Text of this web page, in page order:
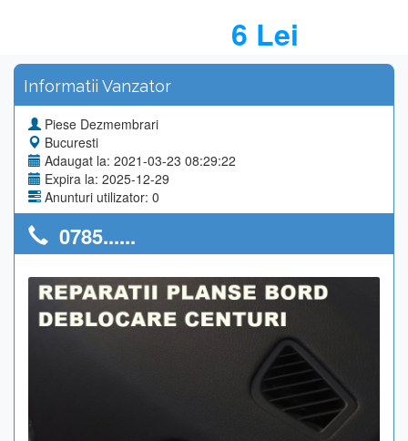
6 Lei
Informatii Vanzator
Piese Dezmembrari
Bucuresti
Adaugat la: 2021-03-23 08:29:22
Expira la: 2025-12-29
Anunturi utilizator: 0
0785......